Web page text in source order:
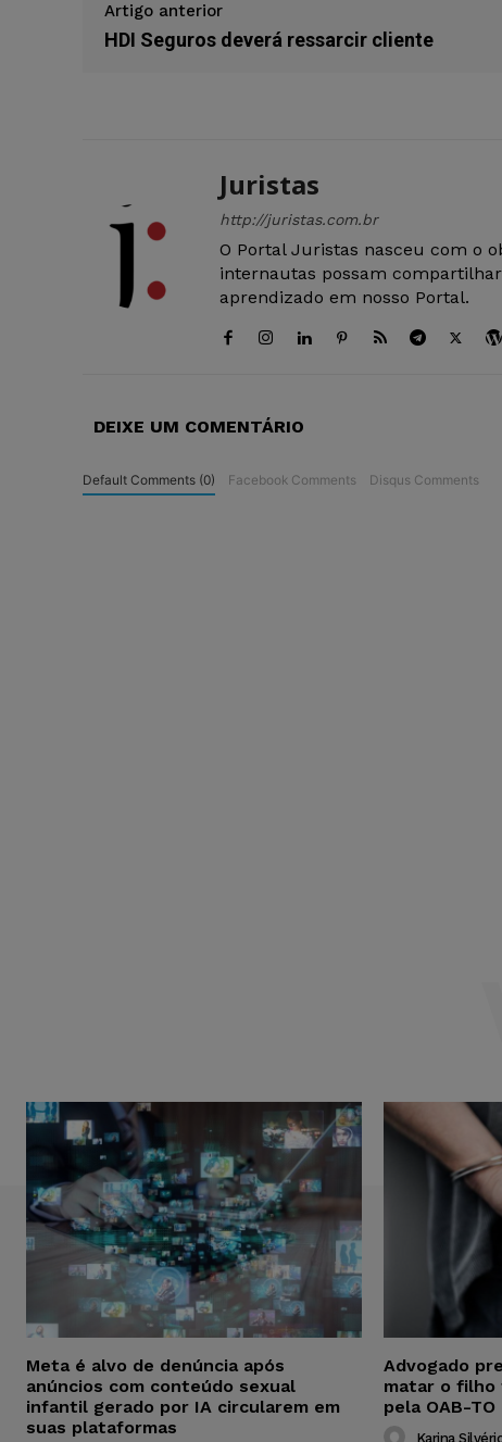
Artigo anterior
HDI Seguros deverá ressarcir cliente
Juristas
http://juristas.com.br
O Portal Juristas nasceu com o
internautas possam
aprendizado em nosso Portal.
DEIXE UM COMENTÁRIO
Default Comments (0) Facebook Comments Disqus Comments
Meta é alvo de denúncia após
anúncios com conteúdo sexual
infantil gerado por IA circularem em
suas plataformas
Advogado
matar o filho
pela OAB-TO
Karina